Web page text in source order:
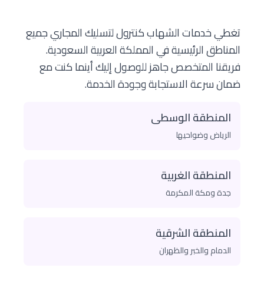
تغطي خدمات الشهاب كنترول لتسليك المجاري جميع
المناطق الرئيسية في المملكة العربية السعودية.
فريقنا المتخصص جاهز للوصول إليك أينما كنت مع
ضمان سرعة الاستجابة وجودة الخدمة.
المنطقة الوسطى
الرياض وضواحيها
المنطقة الغربية
جدة ومكة المكرمة
المنطقة الشرقية
الدمام والخبر والظهران